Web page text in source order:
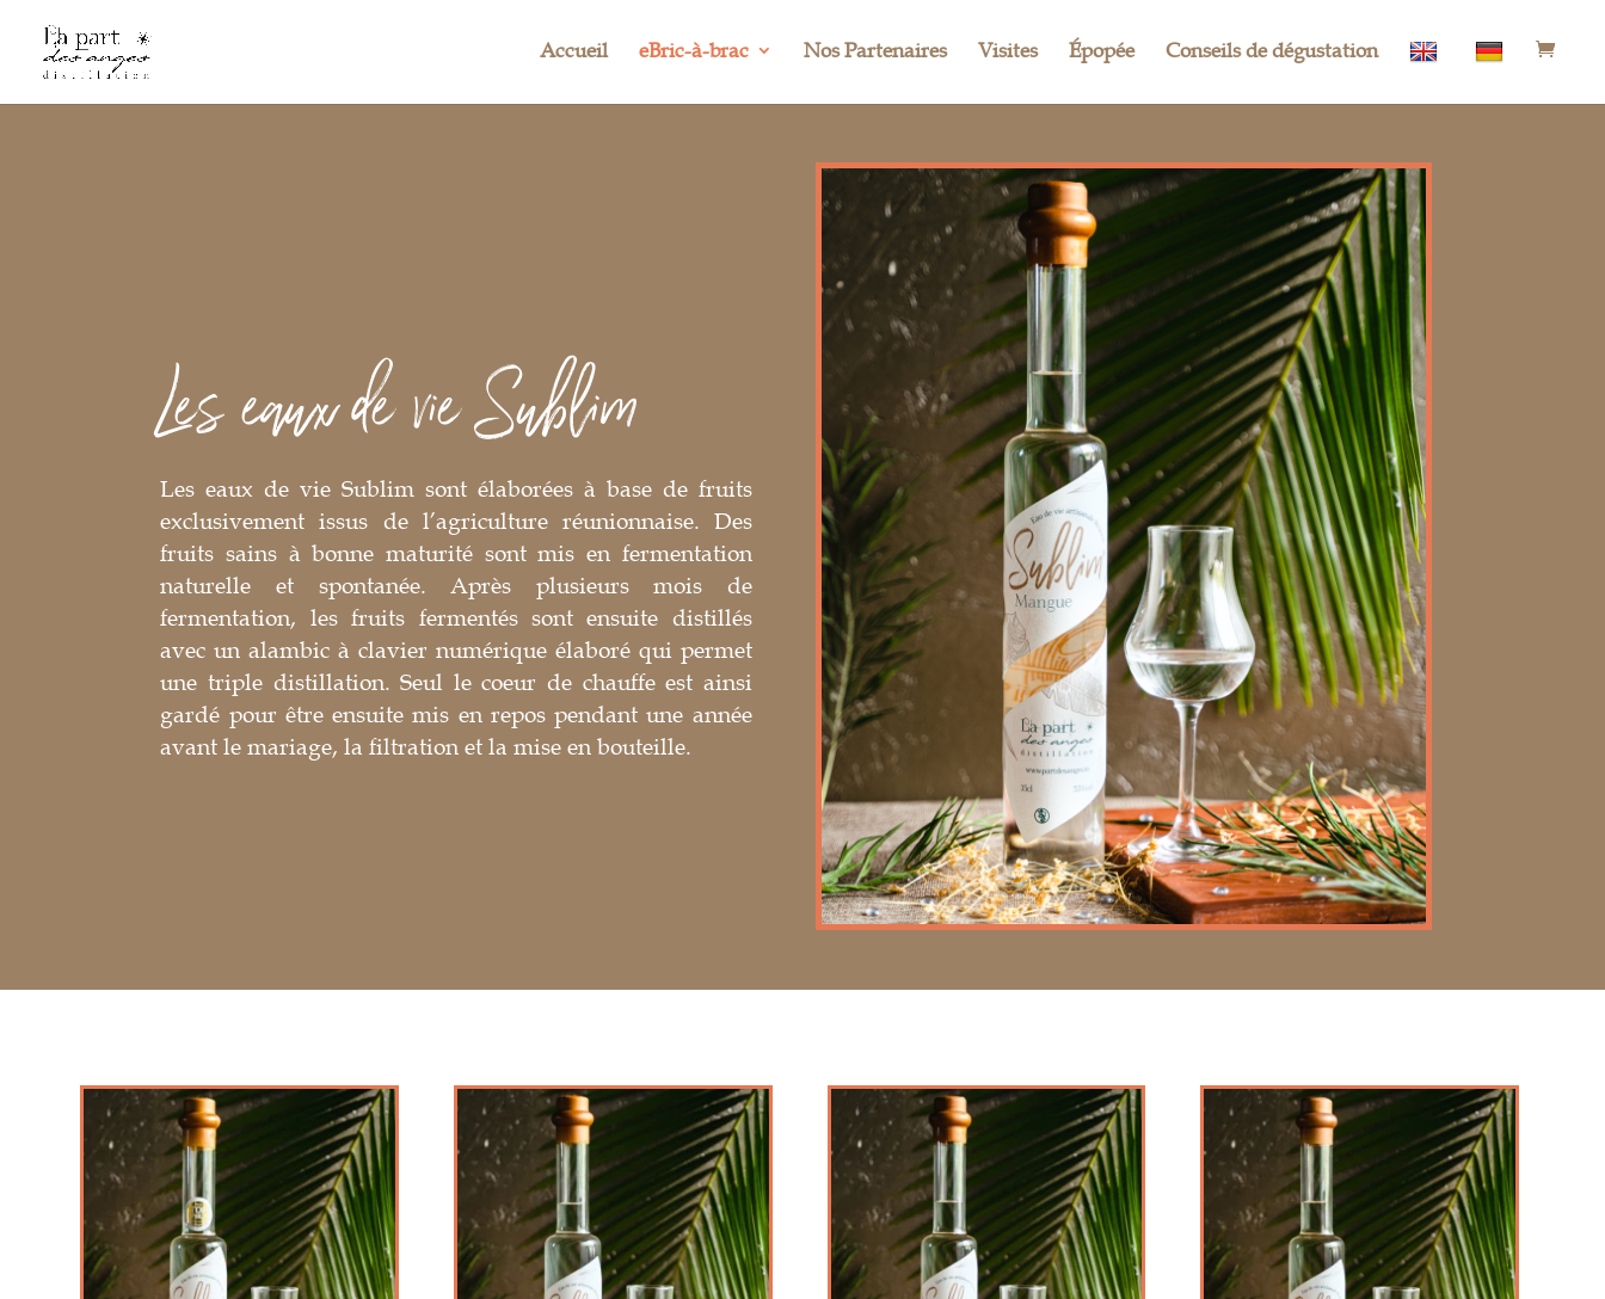
Accueil eBric-à-brac Nos Partenaires Visites Épopée Conseils de dégustation
Les eaux de vie Sublim
Les eaux de vie Sublim sont élaborées à base de fruits
exclusivement issus de l’agriculture réunionnaise. Des
fruits sains à bonne maturité sont mis en fermentation
naturelle et spontanée. Après plusieurs mois de
fermentation, les fruits fermentés sont ensuite distillés
avec un alambic à clavier numérique élaboré qui permet
une triple distillation. Seul le coeur de chauffe est ainsi
gardé pour être ensuite mis en repos pendant une année
avant le mariage, la filtration et la mise en bouteille.